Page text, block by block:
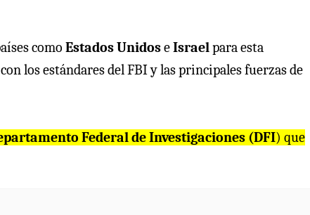
como Estados UnidoseIsraelpara esta
los estándares del FBI y las principales fuerzas de
Federal de Investigaciones (DFI) que